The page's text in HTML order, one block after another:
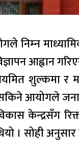
निम्‍न
आह्वान
शुल्कमा र
आयोगले
केन्द्रसँग
। सोही अनुसार